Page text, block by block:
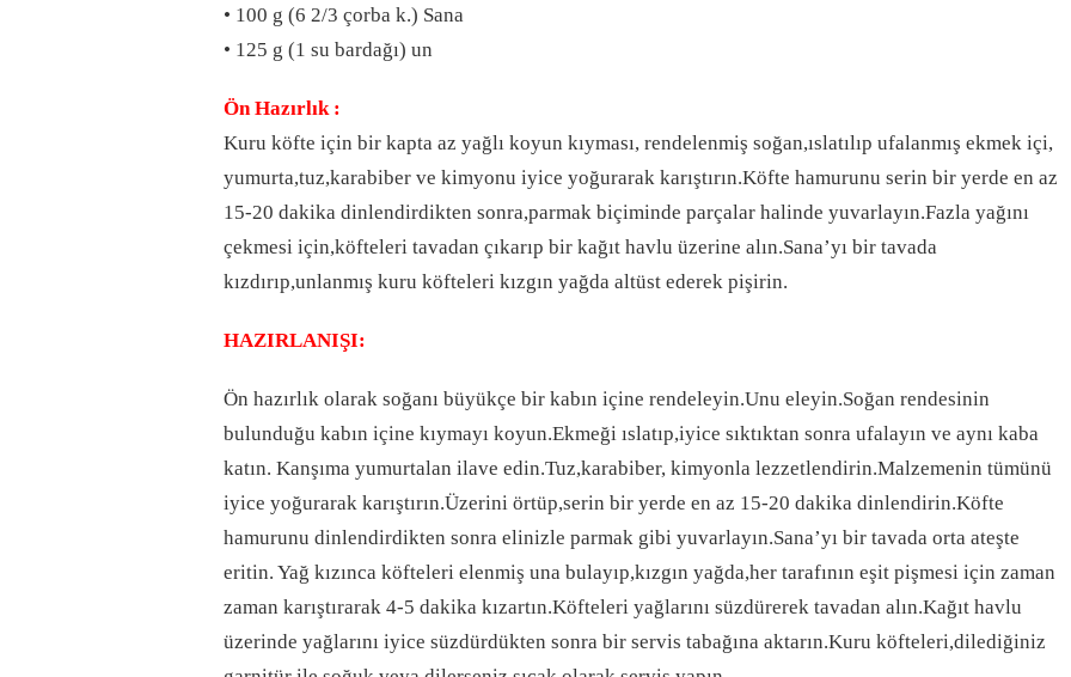
• 100 g (6 2/3 çorba k.) Sana
• 125 g (1 su bardağı) un
Ön Hazırlık :
Kuru köfte için bir kapta az yağlı koyun kıyması, rendelenmiş soğan,ıslatılıp ufalanmış ekmek içi,
yumurta,tuz,karabiber ve kimyonu iyice yoğurarak karıştırın.Köfte hamurunu serin bir yerde en az
15-20 dakika dinlendirdikten sonra,parmak biçiminde parçalar halinde yuvarlayın.Fazla yağını
çekmesi için,köfteleri tavadan çıkarıp bir kağıt havlu üzerine alın.Sana’yı bir tavada
kızdırıp,unlanmış kuru köfteleri kızgın yağda altüst ederek pişirin.
HAZIRLANIŞI:
Ön hazırlık olarak soğanı büyükçe bir kabın içine rendeleyin.Unu eleyin.Soğan rendesinin
bulunduğu kabın içine kıymayı koyun.Ekmeği ıslatıp,iyice sıktıktan sonra ufalayın ve aynı kaba
katın. Kanşıma yumurtalan ilave edin.Tuz,karabiber, kimyonla lezzetlendirin.Malzemenin tümünü
iyice yoğurarak karıştırın.Üzerini örtüp,serin bir yerde en az 15-20 dakika dinlendirin.Köfte
hamurunu dinlendirdikten sonra elinizle parmak gibi yuvarlayın.Sana’yı bir tavada orta ateşte
eritin. Yağ kızınca köfteleri elenmiş una bulayıp,kızgın yağda,her tarafının eşit pişmesi için zaman
zaman karıştırarak 4-5 dakika kızartın.Köfteleri yağlarını süzdürerek tavadan alın.Kağıt havlu
üzerinde yağlarını iyice süzdürdükten sonra bir servis tabağına aktarın.Kuru köfteleri,dilediğiniz